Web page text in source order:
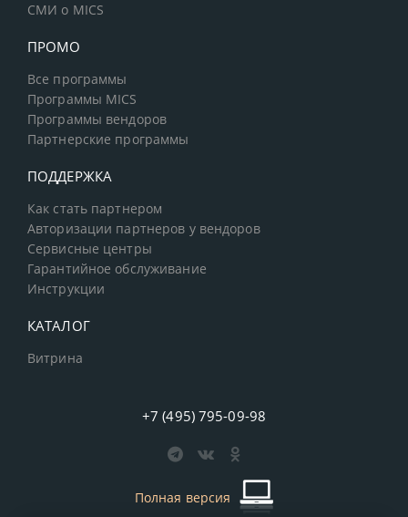
СМИ о MICS
ПРОМО
Все программы
Программы MICS
Программы вендоров
Партнерские программы
ПОДДЕРЖКА
Как стать партнером
Авторизации партнеров у вендоров
Сервисные центры
Гарантийное обслуживание
Инструкции
КАТАЛОГ
Витрина
+7 (495) 795-09-98
Полная версия